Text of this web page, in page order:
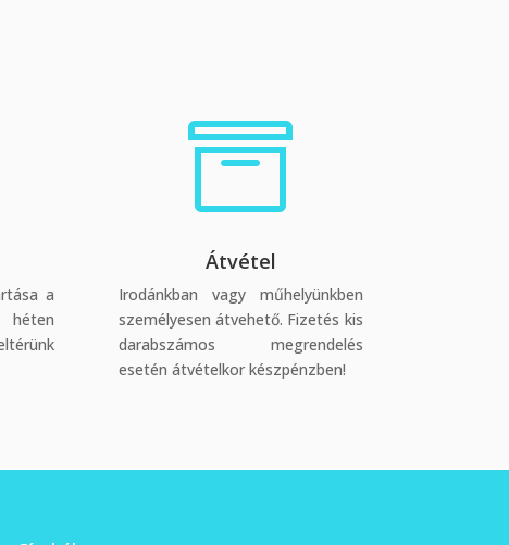
a
héten

Átvétel
Irodánkban vagy műhelyünkben
személyesen átvehető. Fizetés kis
darabszámos megrendelés
esetén átvételkor készpénzben!